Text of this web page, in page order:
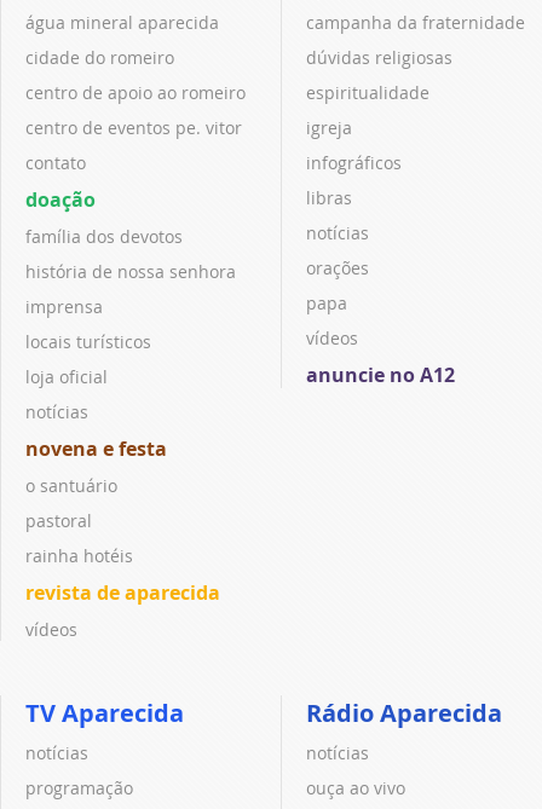
água mineral aparecida
cidade do romeiro
centro de apoio ao romeiro
centro de eventos pe. vitor
contato
doação
família dos devotos
história de nossa senhora
imprensa
locais turísticos
loja oficial
notícias
novena e festa
o santuário
pastoral
rainha hotéis
revista de aparecida
vídeos
campanha da fraternidade
dúvidas religiosas
espiritualidade
igreja
infográficos
libras
notícias
orações
papa
vídeos
anuncie no A12
TV Aparecida
notícias
programação
Rádio Aparecida
notícias
ouça ao vivo